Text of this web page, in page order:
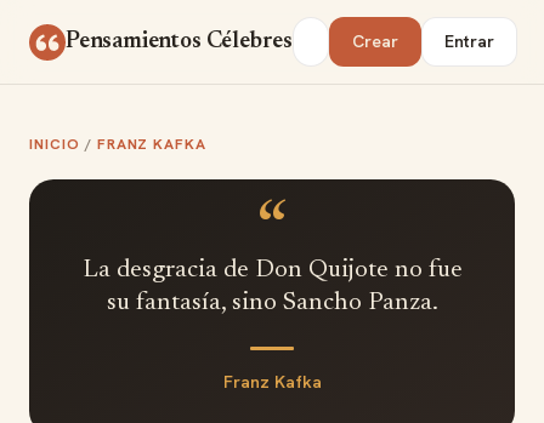
Pensamientos Célebres Buscar Crear Entrar
INICIO / FRANZ KAFKA
“
La desgracia de Don Quijote no fue
su fantasía, sino Sancho Panza.
Franz Kafka